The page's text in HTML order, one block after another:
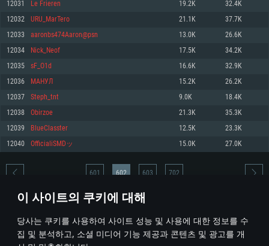
이 사이트의 쿠키에 대해
당사는 쿠키를 사용하여 사이트 성능 및 사용에 대한 정보를 수
집 및 분석하고, 소셜 미디어 기능 제공과 콘텐츠 및 광고를 개
그래픽 카드: DirectX 11 이상을 지원하는 AMD Radeon 77XX / NVIDIA
GeForce GT 660. 최소 사양 해상도: 720p
네트워크: 브로드밴드 인터넷
여유 저장 공간: 22.1 GB (최소 클라이언트)
권장 사양
570 혹은 그 이상
여유 저장 공간: 62.2 GB (전체 클라이언트)
그래픽 카드: Metal 을 지원하는 Intel Iris Pro 5200 (Mac), 혹은 이와 비슷한 성
능을 가지는 Mac 버전의 AMD/Nvidia. 최소 해상도: 720p
네트워크: 브로드밴드 인터넷
여유 저장 공간: 22.1 GB (최소 클라이언트)
권장 사양
네트워크: 브로드밴드 인터넷
여유 저장 공간: 62.2 GB (전체 클라이언트)
그래픽 카드: Vulkan 을 지원하고, 최신 그래픽 드라이버를 지원하는 NVIDIA
660 (6개월 미만) 혹은 그와 동급의 성능을 가지며 최신 그래픽 드라이버를 지
원하는 AMD (6개월 미만; 최소사양 지원 해상도 720p)
네트워크: 브로드밴드 인터넷
여유 저장 공간: 22.1 GB (최소 클라이언트)
권장 사양
운영체제: Ubuntu 20.04 64bit
프로세서: Intel Core i7
메모리: 16 GB
그래픽 카드: Vulkan 을 지원하고, 최신 그래픽 드라이버를 지원하는 NVIDIA
1060 (6개월 미만) 혹은 그와 동급의 성능을 가지며 최신 그래픽 드라이버를
지원하는 AMD RX 570 (6개월 미만; 최소사양 지원 해상도 720p) 이상
여유 저장 공간: 62.2 GB (전체 클라이언트)
12031 Le Frieren 19.2K 32.4K
12032 URU_MarTero 21.1K 37.7K
12033 aaronbs474Aaron@psn 13.0K 26.6K
12034 Nick_Neof 17.5K 34.2K
12035 sF_O1d 16.6K 32.9K
12036 МАНУЛ 15.2K 26.2K
12037 Steph_tnt 9.0K 18.4K
12038 Obirzoe 21.3K 35.3K
12039 BlueClasster 12.5K 23.3K
12040 OfficialiSMDッ 15.0K 27.0K
* 순위표는 매일 1회 갱신됩니다
601 602 603 702